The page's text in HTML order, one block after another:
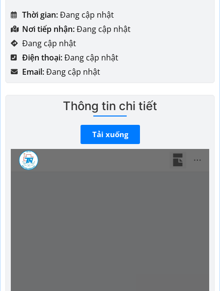
Thời gian:Đang cập nhật
Nơi tiếp nhận:Đang cập nhật
Đang cập nhật
Điện thoại:Đang cập nhật
Email:Đang cập nhật
Thông tin chi tiết
Tải xuống